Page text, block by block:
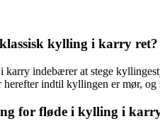
kylling i karry ret?
indebærer at stege
indtil kyllingen er mør, og
for fløde i kylling i